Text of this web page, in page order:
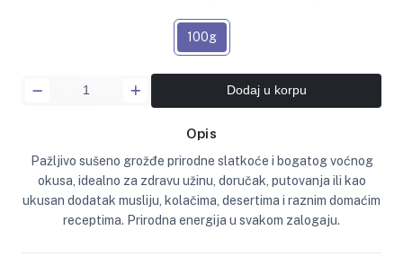
100g
Dodaj u korpu
Opis
Pažljivo sušeno grožđe prirodne slatkoće i bogatog voćnog
okusa, idealno za zdravu užinu, doručak, putovanja ili kao
ukusan dodatak musliju, kolačima, desertima i raznim domaćim
receptima. Prirodna energija u svakom zalogaju.